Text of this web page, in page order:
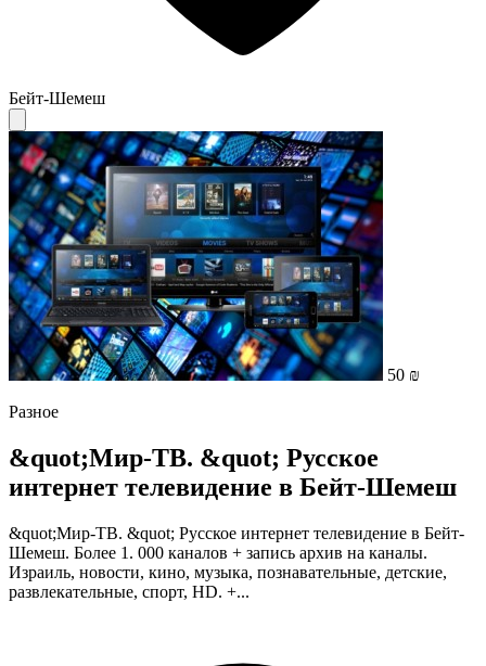
Бейт-Шемеш
50 ₪
Разное
&quot;Мир-ТВ. &quot; Русское
интернет телевидение в Бейт-Шемеш
&quot;Мир-ТВ. &quot; Русское интернет телевидение в Бейт-
Шемеш. Более 1. 000 каналов + запись архив на каналы.
Израиль, новости, кино, музыка, познавательные, детские,
развлекательные, спорт, HD. +...